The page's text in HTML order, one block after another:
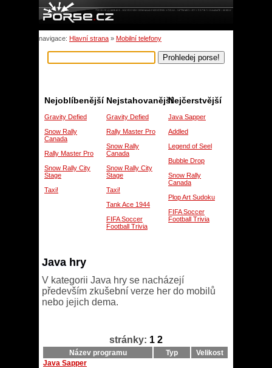
navigace: Hlavní strana » Mobilní telefony
Nejčerstvější
Java Sapper
Addled
Legend of Seel
Bubble Drop
Snow Rally
Canada
Plop Art Sudoku
FIFA Soccer
Football Trivia
Nejstahovanější
Gravity Defied
Rally Master Pro
Snow Rally
Canada
Snow Rally City
Stage
Taxi!
Tank Ace 1944
FIFA Soccer
Football Trivia
Nejoblíbenější
Gravity Defied
Snow Rally
Canada
Rally Master Pro
Snow Rally City
Stage
Taxi!
Java hry
V kategorii Java hry se nacházejí
především zkušební verze her do mobilů
nebo jejich dema.
stránky: 1 2
Název programu Typ
Velikost
Java Sapper